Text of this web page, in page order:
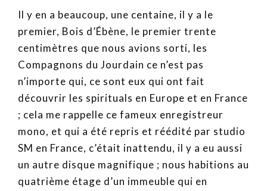
Il y en a beaucoup, une centaine, il y a le
premier, Bois d’Ébène, le premier trente
centimètres que nous avions sorti, les
Compagnons du Jourdain ce n’est pas
n’importe qui, ce sont eux qui ont fait
découvrir les spirituals en Europe et en France
; cela me rappelle ce fameux enregistreur
mono, et qui a été repris et réédité par studio
SM en France, c’était inattendu, il y a eu aussi
un autre disque magnifique ; nous habitions au
quatrième étage d’un immeuble qui en